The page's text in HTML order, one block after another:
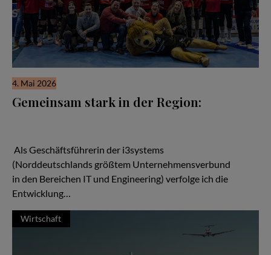
4. Mai 2026
Gemeinsam stark in der Region:
Als Geschäftsführerin der i3systems
(Norddeutschlands größtem Unternehmensverbund
in den Bereichen IT und Engineering) verfolge ich die
Entwicklung…
Wirtschaft